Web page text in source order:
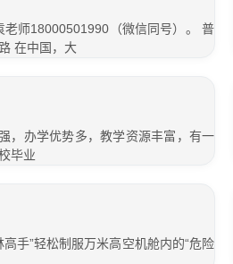
师18000501990（微信同号）。 普
在中国，大
，办学优势多，教学资源丰富，有一
毕业
手”轻松制服万米高空机舱内的“危险